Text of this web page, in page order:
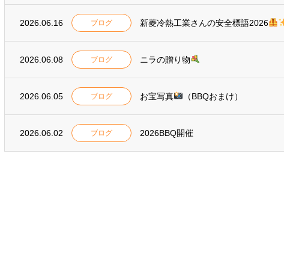
2026.06.16 ブログ 新菱冷熱工業さんの安全標語2026
2026.06.08 ブログ ニラの贈り物
2026.06.05 ブログ お宝写真 （BBQおまけ）
2026.06.02 ブログ 2026BBQ開催